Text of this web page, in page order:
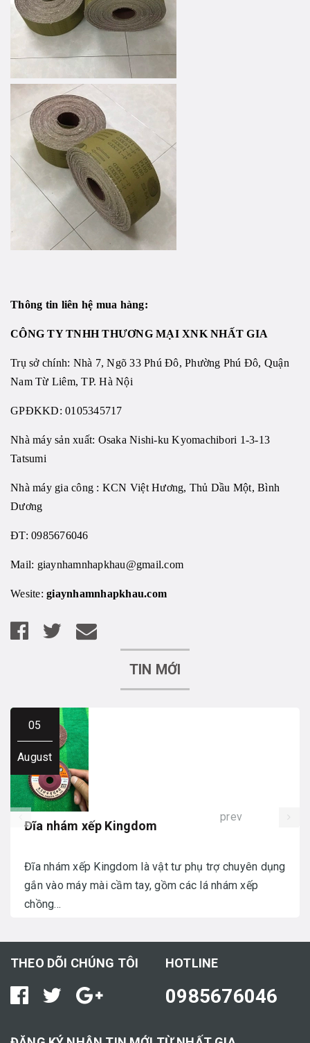
Thông tin liên hệ mua hàng:
CÔNG TY TNHH THƯƠNG MẠI XNK NHẤT GIA
Trụ sở chính: Nhà 7, Ngõ 33 Phú Đô, Phường Phú Đô, Quận
Nam Từ Liêm, TP. Hà Nội
GPĐKKD: 0105345717
Nhà máy sản xuất: Osaka Nishi-ku Kyomachibori 1-3-13
Tatsumi
Nhà máy gia công : KCN Việt Hương, Thủ Dầu Một, Bình
Dương
ĐT: 0985676046
Mail: giaynhamnhapkhau@gmail.com
Wesite: giaynhamnhapkhau.com
TIN MỚI
05
August
Đĩa nhám xếp Kingdom
Đĩa nhám xếp Kingdom là vật tư phụ trợ chuyên dụng
gắn vào máy mài cầm tay, gồm các lá nhám xếp
chồng...
prev
THEO DÕI CHÚNG TÔI HOTLINE
0985676046